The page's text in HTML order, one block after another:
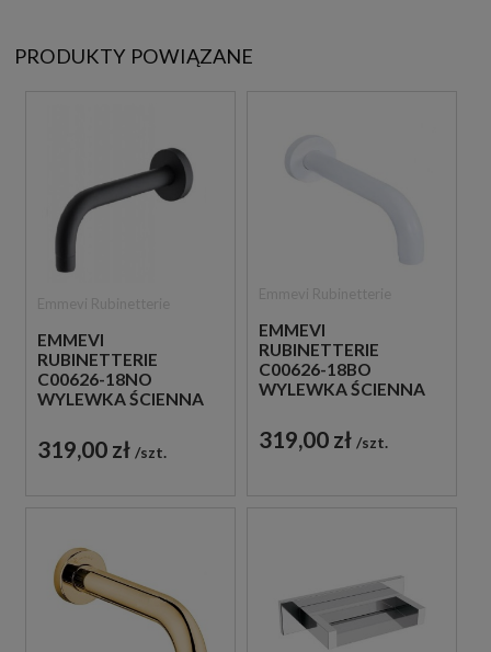
PRODUKTY POWIĄZANE
EMMEVI
RUBINETTERIE
C00626-18NO
WYLEWKA ŚCIENNA
319,00 zł szt.
EMMEVI
RUBINETTERIE
C00626-18BO
WYLEWKA ŚCIENNA
319,00 zł szt.